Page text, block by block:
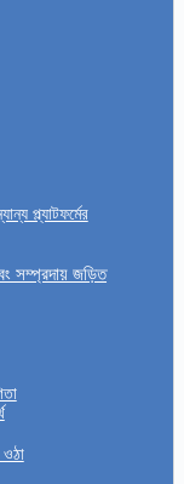
প্ল্যাটফর্মের
সম্প্রদায় জড়িত
ওঠা